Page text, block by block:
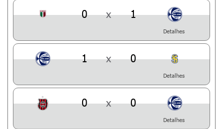
0 x 1
Detalhes
1 x 0
Detalhes
0 x 0
Detalhes